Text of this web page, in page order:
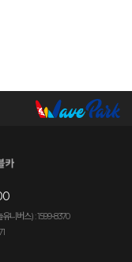
니버스) : 1599-8370